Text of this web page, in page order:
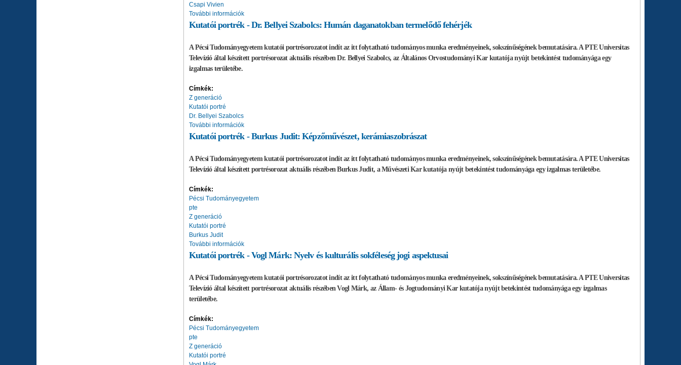
Csapi Vivien
További információk
Kutatói portrék - Dr. Bellyei Szabolcs: Humán daganatokban termelődő fehérjék
A Pécsi Tudományegyetem kutatói portrésorozatot indít az itt folytatható tudományos munka eredményeinek, sokszínűségének bemutatására. A PTE Universitas
Televízió által készített portrésorozat aktuális részében Dr. Bellyei Szabolcs, az Általános Orvostudományi Kar kutatója nyújt betekintést tudományága egy
izgalmas területébe.
Címkék:
Z generáció
Kutatói portré
Dr. Bellyei Szabolcs
További információk
Kutatói portrék - Burkus Judit: Képzőművészet, kerámiaszobrászat
A Pécsi Tudományegyetem kutatói portrésorozatot indít az itt folytatható tudományos munka eredményeinek, sokszínűségének bemutatására. A PTE Universitas
Televízió által készített portrésorozat aktuális részében Burkus Judit, a Művészeti Kar kutatója nyújt betekintést tudományága egy izgalmas területébe.
Címkék:
Pécsi Tudományegyetem
pte
Z generáció
Kutatói portré
Burkus Judit
További információk
Kutatói portrék - Vogl Márk: Nyelv és kulturális sokféleség jogi aspektusai
A Pécsi Tudományegyetem kutatói portrésorozatot indít az itt folytatható tudományos munka eredményeinek, sokszínűségének bemutatására. A PTE Universitas
Televízió által készített portrésorozat aktuális részében Vogl Márk, az Állam- és Jogtudományi Kar kutatója nyújt betekintést tudományága egy izgalmas
területébe.
Címkék:
Pécsi Tudományegyetem
pte
Z generáció
Kutatói portré